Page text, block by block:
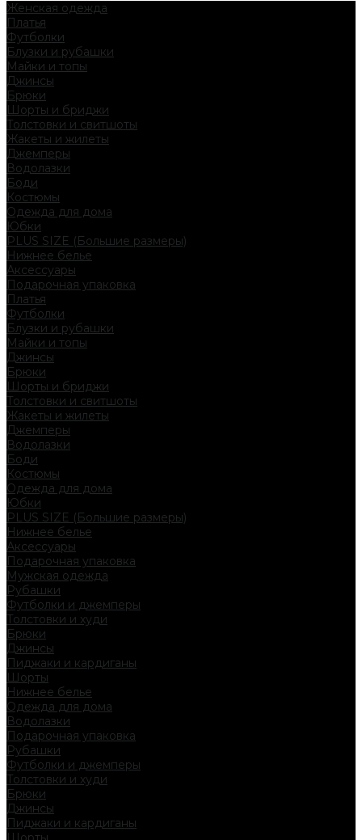
Женская одежда
Платья
Футболки
Блузки и рубашки
Майки и топы
Джинсы
Брюки
Шорты и бриджи
Толстовки и свитшоты
Жакеты и жилеты
Джемперы
Водолазки
Боди
Костюмы
Одежда для дома
Юбки
PLUS SIZE (Большие размеры)
Нижнее белье
Аксессуары
Подарочная упаковка
Платья
Футболки
Блузки и рубашки
Майки и топы
Джинсы
Брюки
Шорты и бриджи
Толстовки и свитшоты
Жакеты и жилеты
Джемперы
Водолазки
Боди
Костюмы
Одежда для дома
Юбки
PLUS SIZE (Большие размеры)
Нижнее белье
Аксессуары
Подарочная упаковка
Мужская одежда
Рубашки
Футболки и джемперы
Толстовки и худи
Брюки
Джинсы
Пиджаки и кардиганы
Шорты
Нижнее белье
Одежда для дома
Водолазки
Подарочная упаковка
Рубашки
Футболки и джемперы
Толстовки и худи
Брюки
Джинсы
Пиджаки и кардиганы